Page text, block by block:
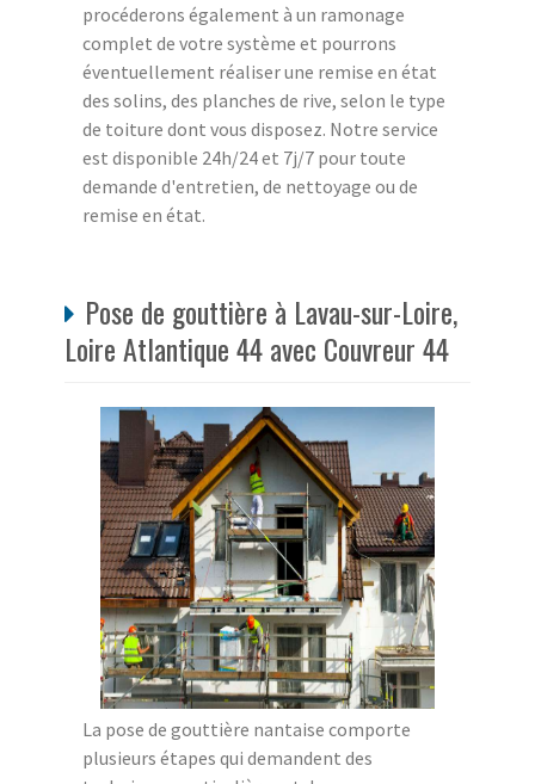
procéderons également à un ramonage
complet de votre système et pourrons
éventuellement réaliser une remise en état
des solins, des planches de rive, selon le type
de toiture dont vous disposez. Notre service
est disponible 24h/24 et 7j/7 pour toute
demande d'entretien, de nettoyage ou de
remise en état.
Pose de gouttière à Lavau-sur-Loire,
Loire Atlantique 44 avec Couvreur 44
La pose de gouttière nantaise comporte
plusieurs étapes qui demandent des